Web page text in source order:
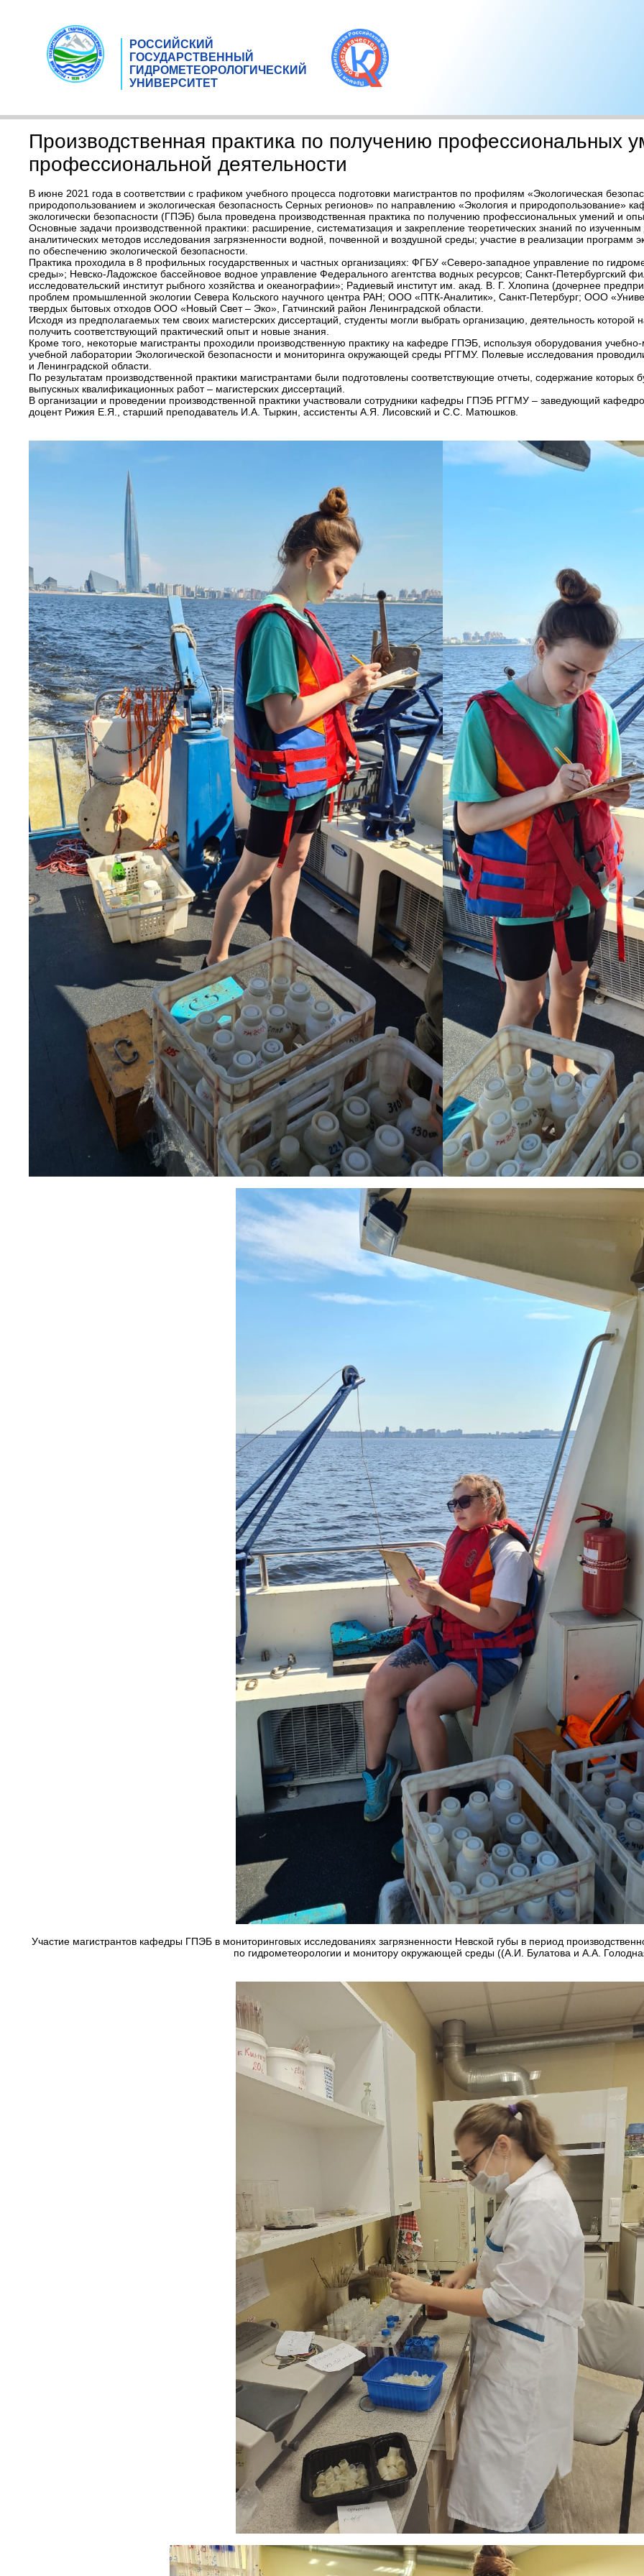
РОССИЙСКИЙ
ГОСУДАРСТВЕННЫЙ
ГИДРОМЕТЕОРОЛОГИЧЕСКИЙ
УНИВЕРСИТЕТ
Производственная практика по получению профессиональных
профессиональной деятельности
В июне 2021 года в соответствии с графиком учебного процесса подготовки магистрантов по профилям «Экологическая
природопользованием и экологическая безопасность Серных регионов» по направлению «Экология и природопользование»
экологически безопасности (ГПЭБ) была проведена производственная практика по получению профессиональных умений и
Основные задачи производственной практики: расширение, систематизация и закрепление теоретических знаний по
аналитических методов исследования загрязненности водной, почвенной и воздушной среды; участие в реализации программ
по обеспечению экологической безопасности.
Практика проходила в 8 профильных государственных и частных организациях: ФГБУ «Северо-западное управление по
среды»; Невско-Ладожское бассейновое водное управление Федерального агентства водных ресурсов; Санкт-Петербургский
исследовательский институт рыбного хозяйства и океанографии»; Радиевый институт им. акад. В. Г. Хлопина (дочернее
проблем промышленной экологии Севера Кольского научного центра РАН; ООО «ПТК-Аналитик», Санкт-Петербург; ООО
твердых бытовых отходов ООО «Новый Свет – Эко», Гатчинский район Ленинградской области.
Исходя из предполагаемых тем своих магистерских диссертаций, студенты могли выбрать организацию, деятельность которой
получить соответствующий практический опыт и новые знания.
Кроме того, некоторые магистранты проходили производственную практику на кафедре ГПЭБ, используя оборудования
учебной лаборатории Экологической безопасности и мониторинга окружающей среды РГГМУ. Полевые исследования
и Ленинградской области.
По результатам производственной практики магистрантами были подготовлены соответствующие отчеты, содержание которых
выпускных квалификационных работ – магистерских диссертаций.
В организации и проведении производственной практики участвовали сотрудники кафедры ГПЭБ РГГМУ – заведующий
доцент Рижия Е.Я., старший преподаватель И.А. Тыркин, ассистенты А.Я. Лисовский и С.С. Матюшков.
Участие магистрантов кафедры ГПЭБ в мониторинговых исследованиях загрязненности Невской губы в период
по гидрометеорологии и монитору окружающей среды ((А.И. Булатова и А.А.